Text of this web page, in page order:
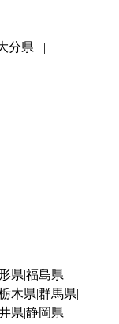
分県
県 福島県
木県 群馬県
県 静岡県